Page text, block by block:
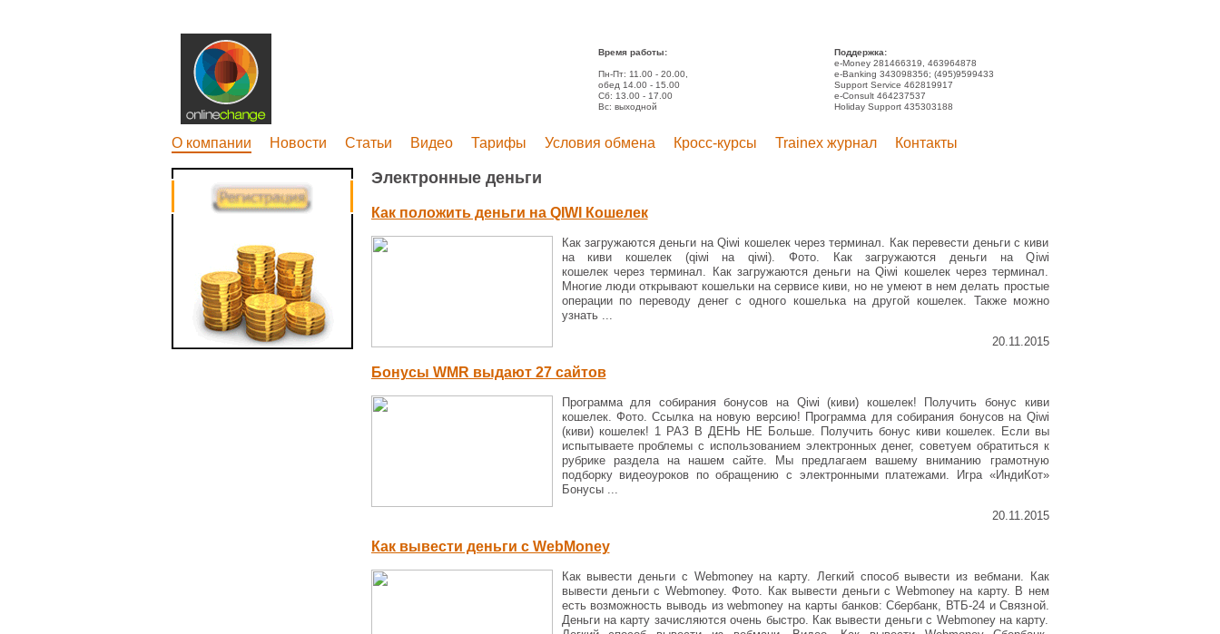
Время работы:
Пн-Пт: 11.00 - 20.00,
обед 14.00 - 15.00
Сб: 13.00 - 17.00
Вс: выходной
Поддержка:
e-Money 281466319, 463964878
e-Banking 343098356; (495)9599433
Support Service 462819917
e-Consult 464237537
Holiday Support 435303188
О компании Новости Статьи Видео Тарифы Условия обмена Кросс-курсы Trainex журнал Контакты
Электронные деньги
Как положить деньги на QIWI Кошелек
Как загружаются деньги на Qiwi кошелек через терминал. Как перевести деньги с киви
на киви кошелек (qiwi на qiwi). Фото. Как загружаются деньги на Qiwi
кошелек через терминал. Как загружаются деньги на Qiwi кошелек через терминал.
Многие люди открывают кошельки на сервисе киви, но не умеют в нем делать простые
операции по переводу денег с одного кошелька на другой кошелек. Также можно
узнать ...
20.11.2015
Бонусы WMR выдают 27 сайтов
Программа для собирания бонусов на Qiwi (киви) кошелек! Получить бонус киви
кошелек. Фото. Cсылка на новую версию! Программа для собирания бонусов на Qiwi
(киви) кошелек! 1 РАЗ В ДЕНЬ НЕ Больше. Получить бонус киви кошелек. Если вы
испытываете проблемы с использованием электронных денег, советуем обратиться к
рубрике раздела на нашем сайте. Мы предлагаем вашему вниманию грамотную
подборку видеоуроков по обращению с электронными платежами. Игра «ИндиКот»
Бонусы ...
20.11.2015
Как вывести деньги с WebMoney
Как вывести деньги с Webmoney на карту. Легкий способ вывести из вебмани. Как
вывести деньги с Webmoney. Фото. Как вывести деньги с Webmoney на карту. В нем
есть возможность выводь из webmoney на карты банков: Сбербанк, ВТБ-24 и Связной.
Деньги на карту зачисляются очень быстро. Как вывести деньги с Webmoney на карту.